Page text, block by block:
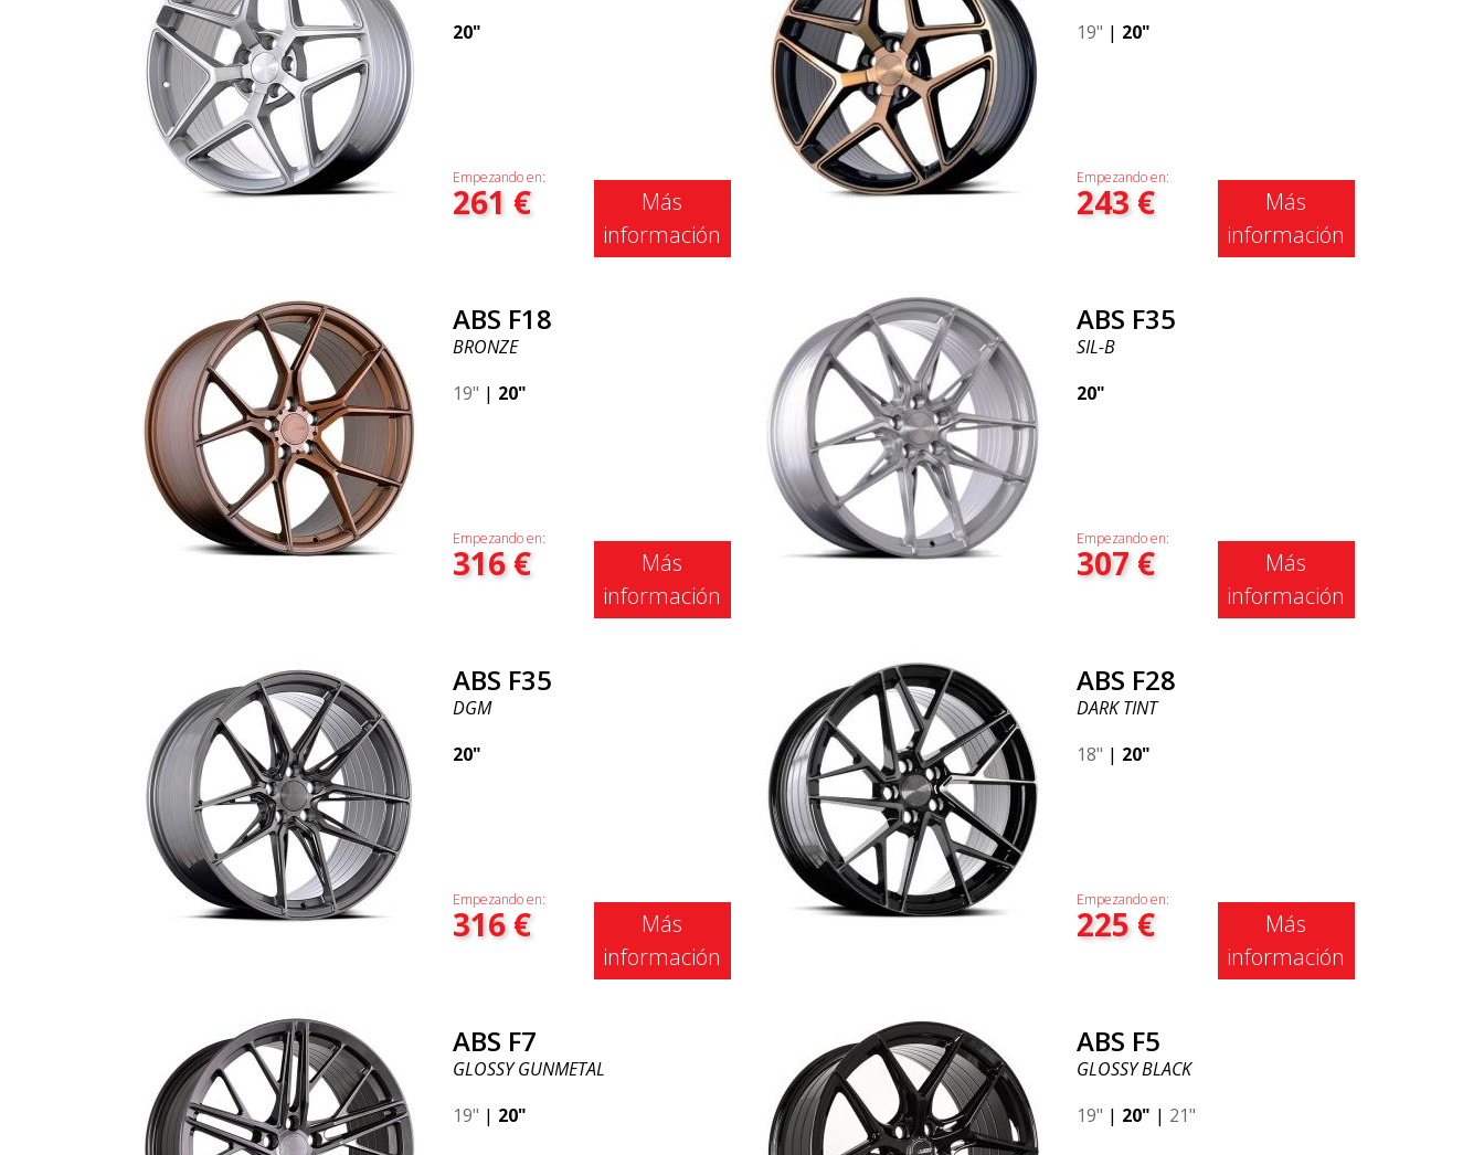
20"
Empezando en:
261 €
Más
información
19" | 20"
Empezando en:
243€
Más
información
ABS F18
BRONZE
19" | 20"
Empezando en:
316€
Más
información
ABS F35
SIL-B
20"
Empezando en:
307€
Más
información
ABS F35
DGM
20"
Empezando en:
316€
Más
información
ABS F28
DARK TINT
18" | 20"
Empezando en:
225€
Más
información
ABS F7
GLOSSY GUNMETAL
19" | 20"
ABS F5
GLOSSY BLACK
19" | 20" | 21"